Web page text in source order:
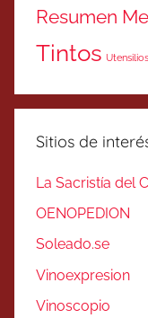
Resumen
Tintos
Sitios de
La Sacristía del
OENOPEDION
Soleado.se
Vinoexpresion
Vinoscopio